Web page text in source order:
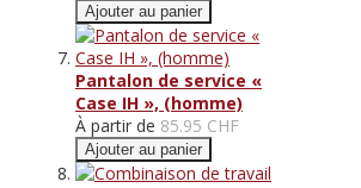
Ajouter au panier
Pantalon de service «
Case IH », (homme)
À partir de 85.95 CHF
Ajouter au panier